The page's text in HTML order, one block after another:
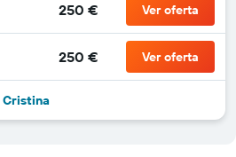
250 € Ver oferta
250 € Ver oferta
Cristina